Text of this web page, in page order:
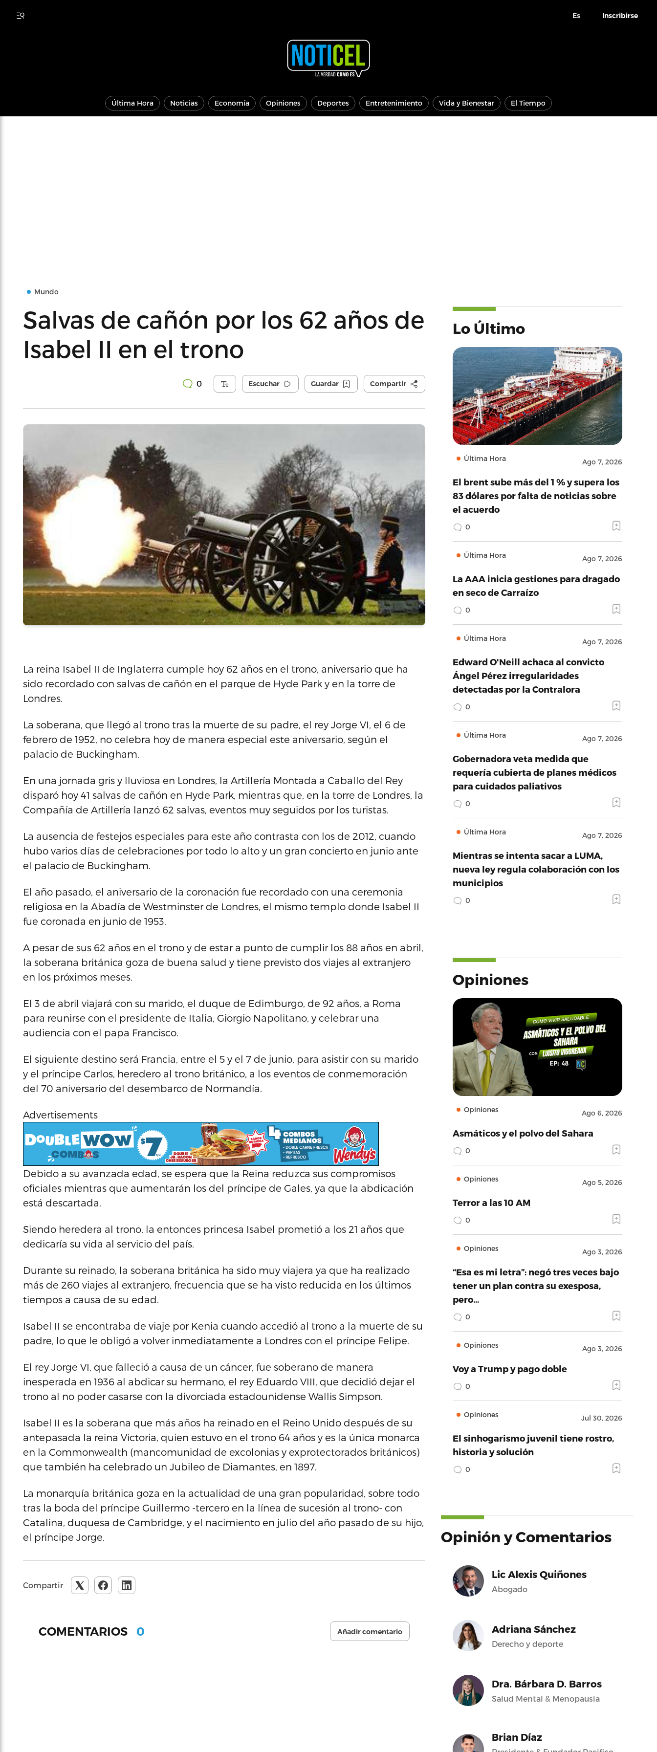
Es Inscribirse
Última Hora Noticias Economía Opiniones Deportes Entretenimiento Vida y Bienestar El Tiempo
Mundo
Salvas de cañón por los 62 años de
Isabel II en el trono
0 Escuchar Guardar Compartir
La reina Isabel II de Inglaterra cumple hoy 62 años en el trono, aniversario que ha
sido recordado con salvas de cañón en el parque de Hyde Park y en la torre de
Londres.
La soberana, que llegó al trono tras la muerte de su padre, el rey Jorge VI, el 6 de
febrero de 1952, no celebra hoy de manera especial este aniversario, según el
palacio de Buckingham.
En una jornada gris y lluviosa en Londres, la Artillería Montada a Caballo del Rey
disparó hoy 41 salvas de cañón en Hyde Park, mientras que, en la torre de Londres, la
Compañía de Artillería lanzó 62 salvas, eventos muy seguidos por los turistas.
La ausencia de festejos especiales para este año contrasta con los de 2012, cuando
hubo varios días de celebraciones por todo lo alto y un gran concierto en junio ante
el palacio de Buckingham.
El año pasado, el aniversario de la coronación fue recordado con una ceremonia
religiosa en la Abadía de Westminster de Londres, el mismo templo donde Isabel II
fue coronada en junio de 1953.
A pesar de sus 62 años en el trono y de estar a punto de cumplir los 88 años en abril,
la soberana británica goza de buena salud y tiene previsto dos viajes al extranjero
en los próximos meses.
El 3 de abril viajará con su marido, el duque de Edimburgo, de 92 años, a Roma
para reunirse con el presidente de Italia, Giorgio Napolitano, y celebrar una
audiencia con el papa Francisco.
El siguiente destino será Francia, entre el 5 y el 7 de junio, para asistir con su marido
y el príncipe Carlos, heredero al trono británico, a los eventos de conmemoración
del 70 aniversario del desembarco de Normandía.
Advertisements
Debido a su avanzada edad, se espera que la Reina reduzca sus compromisos
oficiales mientras que aumentarán los del príncipe de Gales, ya que la abdicación
está descartada.
Siendo heredera al trono, la entonces princesa Isabel prometió a los 21 años que
dedicaría su vida al servicio del país.
Durante su reinado, la soberana británica ha sido muy viajera ya que ha realizado
más de 260 viajes al extranjero, frecuencia que se ha visto reducida en los últimos
tiempos a causa de su edad.
Isabel II se encontraba de viaje por Kenia cuando accedió al trono a la muerte de su
padre, lo que le obligó a volver inmediatamente a Londres con el príncipe Felipe.
El rey Jorge VI, que falleció a causa de un cáncer, fue soberano de manera
inesperada en 1936 al abdicar su hermano, el rey Eduardo VIII, que decidió dejar el
trono al no poder casarse con la divorciada estadounidense Wallis Simpson.
Isabel II es la soberana que más años ha reinado en el Reino Unido después de su
antepasada la reina Victoria, quien estuvo en el trono 64 años y es la única monarca
en la Commonwealth (mancomunidad de excolonias y exprotectorados británicos)
que también ha celebrado un Jubileo de Diamantes, en 1897.
La monarquía británica goza en la actualidad de una gran popularidad, sobre todo
tras la boda del príncipe Guillermo -tercero en la línea de sucesión al trono- con
Catalina, duquesa de Cambridge, y el nacimiento en julio del año pasado de su hijo,
el príncipe Jorge.
Compartir
COMENTARIOS 0 Añadir comentario
Lo Último
Última Hora Ago 7, 2026
El brent sube más del 1 % y supera los
83 dólares por falta de noticias sobre
el acuerdo
0
Última Hora Ago 7, 2026
La AAA inicia gestiones para dragado
en seco de Carraízo
0
Última Hora Ago 7, 2026
Edward O'Neill achaca al convicto
Ángel Pérez irregularidades
detectadas por la Contralora
0
Última Hora Ago 7, 2026
Gobernadora veta medida que
requería cubierta de planes médicos
para cuidados paliativos
0
Última Hora Ago 7, 2026
Mientras se intenta sacar a LUMA,
nueva ley regula colaboración con los
municipios
0
Opiniones
Opiniones Ago 6, 2026
Asmáticos y el polvo del Sahara
0
Opiniones Ago 5, 2026
Terror a las 10 AM
0
Opiniones Ago 3, 2026
“Esa es mi letra”: negó tres veces bajo
tener un plan contra su exesposa,
pero…
0
Opiniones Ago 3, 2026
Voy a Trump y pago doble
0
Opiniones Jul 30, 2026
El sinhogarismo juvenil tiene rostro,
historia y solución
0
Opinión y Comentarios
Lic Alexis Quiñones
Abogado
Adriana Sánchez
Derecho y deporte
Dra. Bárbara D. Barros
Salud Mental & Menopausia
Brian Díaz